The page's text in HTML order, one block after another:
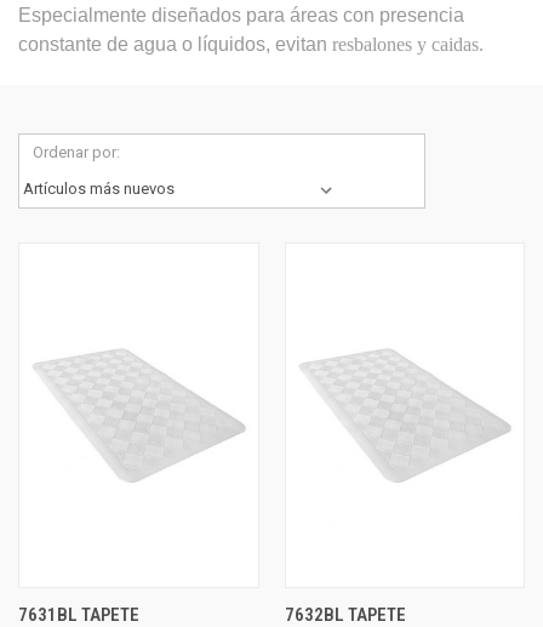
Especialmente diseñados para áreas con presencia
constante de agua o líquidos, evitan resbalones y caidas.
Ordenar por:
7631BL TAPETE
7632BL TAPETE